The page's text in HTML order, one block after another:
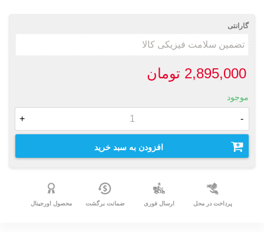
گارانتی
2,895,000 تومان
موجود
-
+
افزودن به سبد خرید
پرداخت در محل ارسال فوری ضمانت برگشت محصول اورجینال